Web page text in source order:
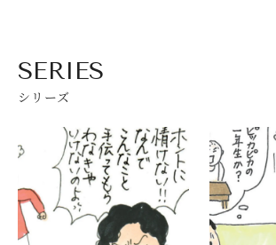
SERIES
シリーズ